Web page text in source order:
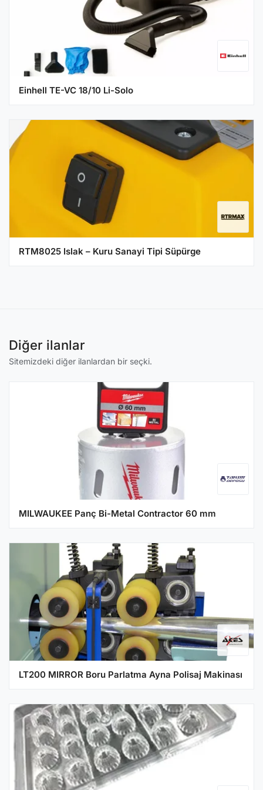
Einhell TE-VC 18/10 Li-Solo
RTM8025 Islak – Kuru Sanayi Tipi Süpürge
Diğer ilanlar
Sitemizdeki diğer ilanlardan bir seçki.
MILWAUKEE Panç Bi-Metal Contractor 60 mm
LT200 MIRROR Boru Parlatma Ayna Polisaj Makinası